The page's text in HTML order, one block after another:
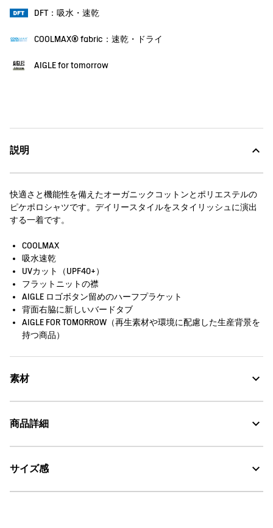
DFT：吸水・速乾
COOLMAX® fabric：速乾・ドライ
AIGLE for tomorrow
説明
快適さと機能性を備えたオーガニックコットンとポリエステルの
ピケポロシャツです。デイリースタイルをスタイリッシュに演出
する一着です。
COOLMAX
吸水速乾
UVカット（UPF40+）
フラットニットの襟
AIGLE ロゴボタン留めのハーフプラケット
背面右脇に新しいバードタブ
AIGLE FOR TOMORROW（再生素材や環境に配慮した生産背景を
持つ商品）
素材
速乾性に優れ、身体をドライに保つコットンとポリエステルの混
商品詳細
・色：レ (001)
サイズ感